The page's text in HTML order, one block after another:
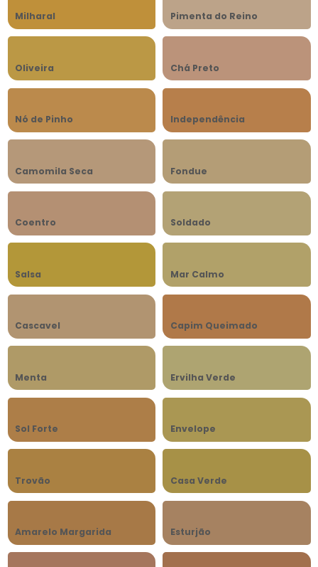
Milharal Pimenta do Reino
Oliveira Chá Preto
Nó de Pinho Independência
Camomila Seca Fondue
Coentro Soldado
Salsa Mar Calmo
Cascavel Capim Queimado
Menta Ervilha Verde
Sol Forte Envelope
Trovão Casa Verde
Amarelo Margarida Esturjão